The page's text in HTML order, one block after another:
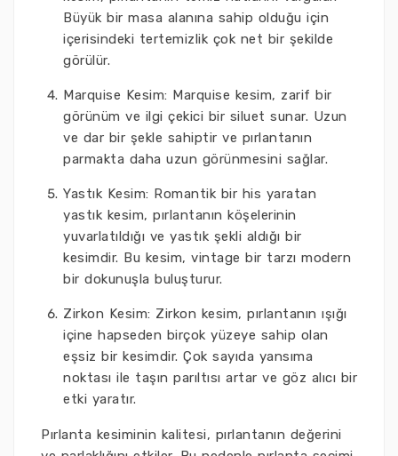
Büyük bir masa alanına sahip olduğu için
içerisindeki tertemizlik çok net bir şekilde
görülür.
Marquise Kesim: Marquise kesim, zarif bir
görünüm ve ilgi çekici bir siluet sunar. Uzun
ve dar bir şekle sahiptir ve pırlantanın
parmakta daha uzun görünmesini sağlar.
Yastık Kesim: Romantik bir his yaratan
yastık kesim, pırlantanın köşelerinin
yuvarlatıldığı ve yastık şekli aldığı bir
kesimdir. Bu kesim, vintage bir tarzı modern
bir dokunuşla buluşturur.
Zirkon Kesim: Zirkon kesim, pırlantanın ışığı
içine hapseden birçok yüzeye sahip olan
eşsiz bir kesimdir. Çok sayıda yansıma
noktası ile taşın parıltısı artar ve göz alıcı bir
etki yaratır.
Pırlanta kesiminin kalitesi, pırlantanın değerini